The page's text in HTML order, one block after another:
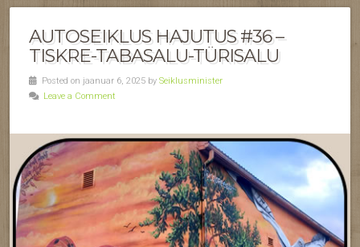
AUTOSEIKLUS HAJUTUS #36 –
TISKRE-TABASALU-TÜRISALU
Posted on jaanuar 6, 2025 by Seiklusminister
Leave a Comment